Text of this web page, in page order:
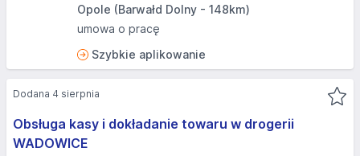
Opole (Barwałd Dolny - 148km)
umowa o pracę
Szybkie aplikowanie
Obsługa kasy i dokładanie towaru w drogerii
WADOWICE
Dodana 4 sierpnia